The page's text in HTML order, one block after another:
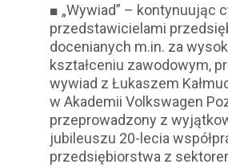
■ „Wywiad” – kontynuując
przedstawicielami
docenianych m.in. za
kształceniu zawodowym,
wywiad z Łukaszem
w Akademii Volkswagen
przeprowadzony z
jubileuszu 20-lecia
przedsiębiorstwa z